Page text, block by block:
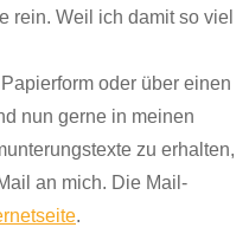
rein. Weil ich damit so viel
oder über einen
nun gerne in meinen
zu erhalten,
an mich. Die Mail-
.